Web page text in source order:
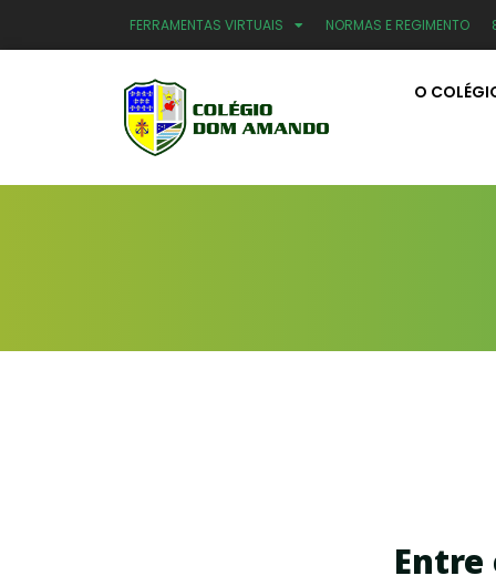
FERRAMENTAS VIRTUAIS NORMAS E REGIMENTO
O